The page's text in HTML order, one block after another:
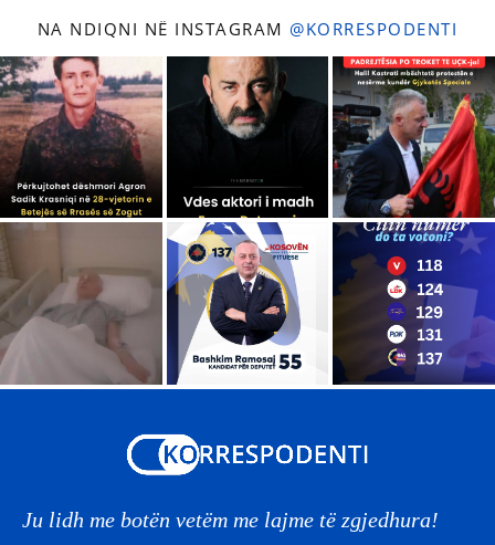
NA NDIQNI NË INSTAGRAM @KORRESPODENTI
Ju lidh me botën vetëm me lajme të zgjedhura!